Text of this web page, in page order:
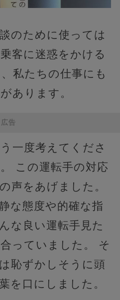
のために使っては
客に迷惑をかける
私たちの仕事にも
あります。
広告
一度考えてくださ
この運転手の対応
声をあげました。
な態度や的確な指
な良い運転手見た
っていました。 そ
恥ずかしそうに頭
を口にしました。